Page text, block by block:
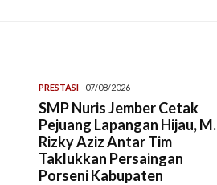
PRESTASI 07/08/2026
SMP Nuris Jember Cetak
Pejuang Lapangan Hijau, M.
Rizky Aziz Antar Tim
Taklukkan Persaingan
Porseni Kabupaten